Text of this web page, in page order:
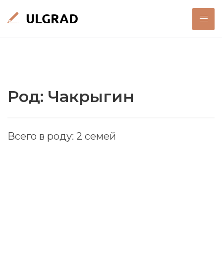
Род: Чакрыгин
Всего в роду: 2 семей